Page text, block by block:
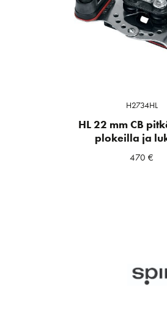
H2734HL
HL 22 mm CB
plokeilla ja
470€